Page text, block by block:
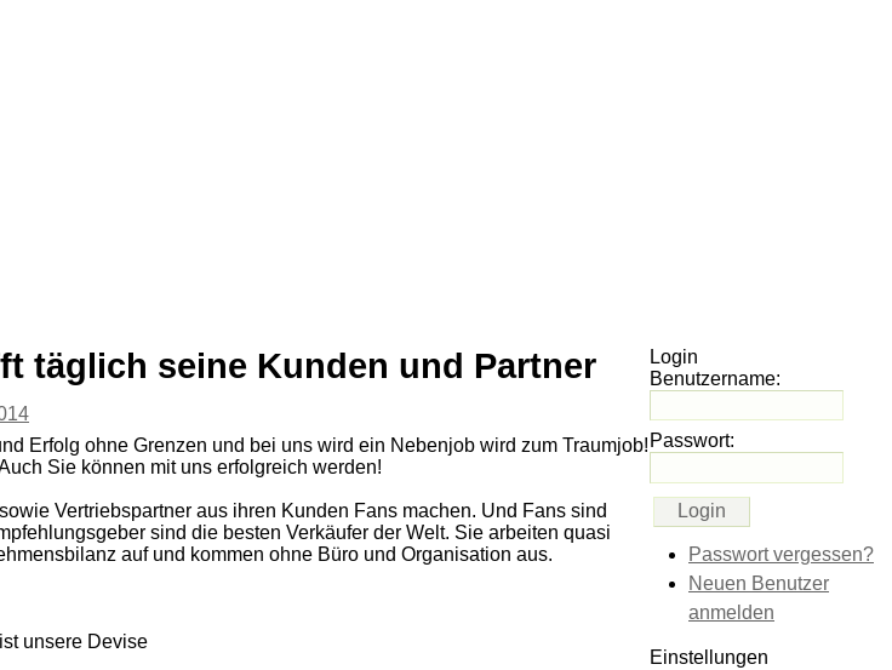
täglich seine Kunden und Partner
Erfolg ohne Grenzen und bei uns wird ein Nebenjob wird zum Traumjob!
Sie können mit uns erfolgreich werden!
Vertriebspartner aus ihren Kunden Fans machen. Und Fans sind
sind die besten Verkäufer der Welt. Sie arbeiten quasi
auf und kommen ohne Büro und Organisation aus.
unsere Devise
Login
Benutzername:
Passwort:
Passwort vergessen?
Neuen Benutzer
anmelden
Einstellungen